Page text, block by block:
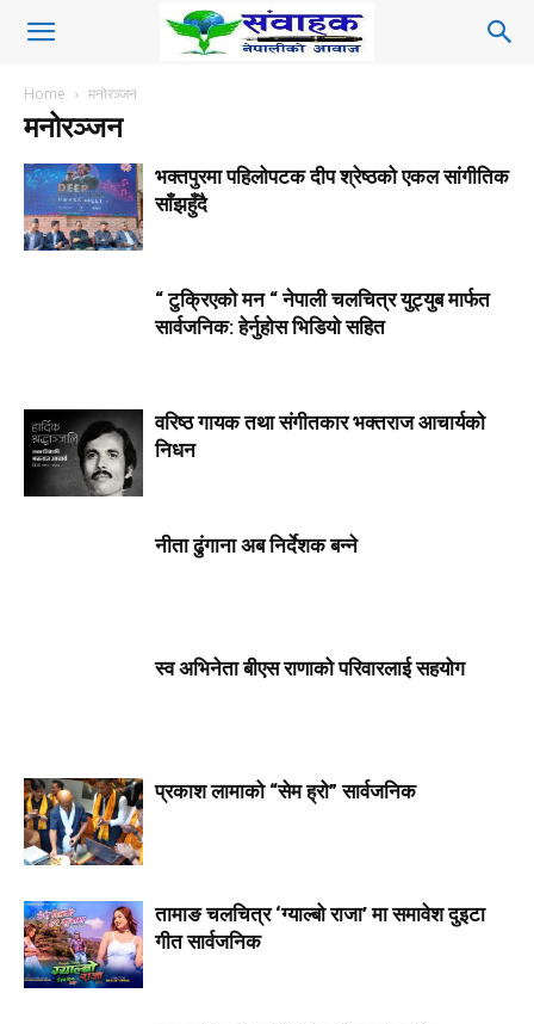
Home मनोरञ्जन
मनोरञ्जन
भक्तपुरमा पहिलोपटक दीप श्रेष्ठको एकल सांगीतिक
साँझहुँदै
“ टुक्रिएको मन “ नेपाली चलचित्र युट्युब मार्फत
सार्वजनिक: हेर्नुहोस भिडियो सहित
वरिष्ठ गायक तथा संगीतकार भक्तराज आचार्यको
निधन
नीता ढुंगाना अब निर्देशक बन्ने
स्व अभिनेता बीएस राणाको परिवारलाई सहयोग
प्रकाश लामाको “सेम ह्रो” सार्वजनिक
तामाङ चलचित्र ‘ग्याल्बो राजा’ मा समावेश दुइटा
गीत सार्वजनिक